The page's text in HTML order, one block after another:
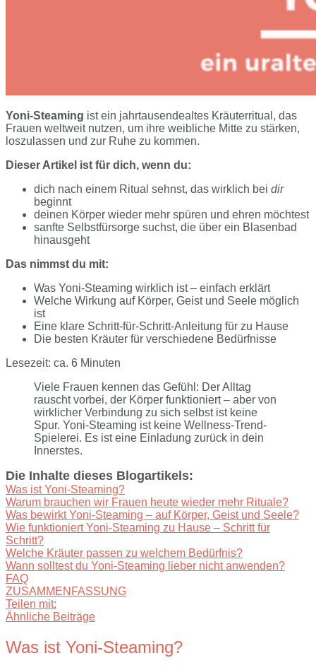
Yoni-Steaming ist ein jahrtausendealtes Kräuterritual, das
Frauen weltweit nutzen, um ihre weibliche Mitte zu stärken,
loszulassen und zur Ruhe zu kommen.
Dieser Artikel ist für dich, wenn du:
dich nach einem Ritual sehnst, das wirklich bei dir
beginnt
deinen Körper wieder mehr spüren und ehren möchtest
sanfte Selbstfürsorge suchst, die über ein Blasenbad
hinausgeht
Das nimmst du mit:
Was Yoni-Steaming wirklich ist – einfach erklärt
Welche Wirkung auf Körper, Geist und Seele möglich
ist
Eine klare Schritt-für-Schritt-Anleitung für zu Hause
Die besten Kräuter für verschiedene Bedürfnisse
Lesezeit: ca. 6 Minuten
Viele Frauen kennen das Gefühl: Der Alltag
rauscht vorbei, der Körper funktioniert – aber von
wirklicher Verbindung zu sich selbst ist keine
Spur. Yoni-Steaming ist keine Wellness-Trend-
Spielerei. Es ist eine Einladung zurück in dein
Innerstes.
Die Inhalte dieses Blogartikels:
Was ist Yoni-Steaming?
Warum brauchen wir Frauen heute wieder mehr Rituale?
Was bewirkt Yoni-Steaming – auf Körper, Geist und Seele?
Wie funktioniert Yoni-Steaming zu Hause – Schritt für
Schritt?
Welche Kräuter passen zu welchem Bedürfnis?
Wann solltest du Yoni-Steaming lieber nicht anwenden?
FAQ
ZUSAMMENFASSUNG
Teilen mit:
Ähnliche Beiträge
Was ist Yoni-Steaming?